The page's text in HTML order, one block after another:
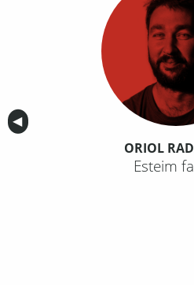
Anterior
◀︎
ORIOL
Esteim